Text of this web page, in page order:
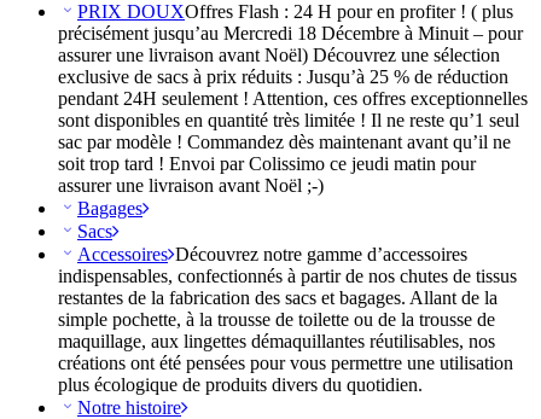
PRIX DOUXOffres Flash : 24 H pour en profiter ! ( plus
précisément jusqu’au Mercredi 18 Décembre à Minuit – pour
assurer une livraison avant Noël) Découvrez une sélection
exclusive de sacs à prix réduits : Jusqu’à 25 % de réduction
pendant 24H seulement ! Attention, ces offres exceptionnelles
sont disponibles en quantité très limitée ! Il ne reste qu’1 seul
sac par modèle ! Commandez dès maintenant avant qu’il ne
soit trop tard ! Envoi par Colissimo ce jeudi matin pour
assurer une livraison avant Noël ;-)
Bagages
Sacs
Accessoires Découvrez notre gamme d’accessoires
indispensables, confectionnés à partir de nos chutes de tissus
restantes de la fabrication des sacs et bagages. Allant de la
simple pochette, à la trousse de toilette ou de la trousse de
maquillage, aux lingettes démaquillantes réutilisables, nos
créations ont été pensées pour vous permettre une utilisation
plus écologique de produits divers du quotidien.
Notre histoire